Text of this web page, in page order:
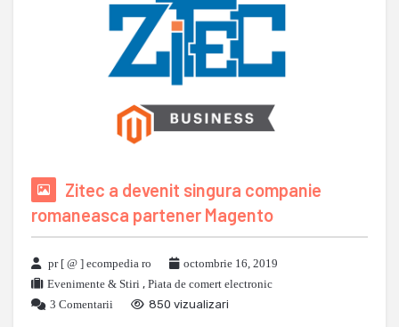
Zitec a devenit singura companie
romaneasca partener Magento
pr [ @ ] ecompedia ro
octombrie 16, 2019
Evenimente & Stiri , Piata de comert electronic
3 Comentarii
850 vizualizari